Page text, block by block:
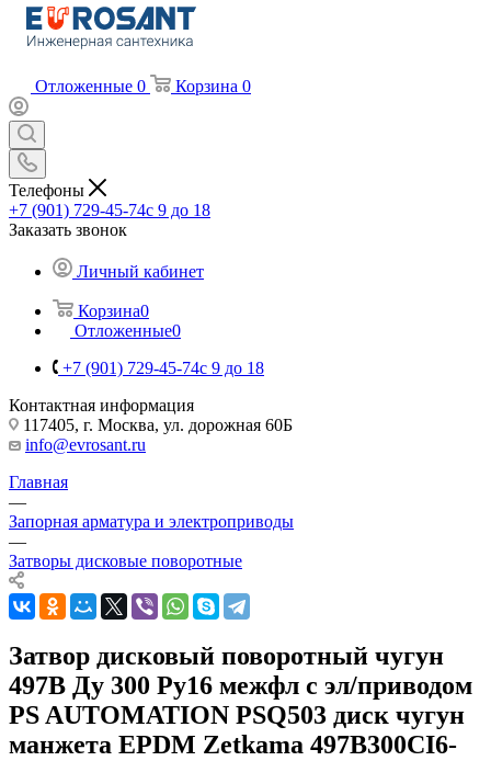
Отложенные 0 Корзина 0
Телефоны
+7 (901) 729-45-74c 9 до 18
Заказать звонок
Личный кабинет
Корзина0
Отложенные0
+7 (901) 729-45-74c 9 до 18
Контактная информация
117405, г. Москва, ул. дорожная 60Б
info@evrosant.ru
Главная
—
Запорная арматура и электроприводы
—
Затворы дисковые поворотные
Затвор дисковый поворотный чугун
497B Ду 300 Ру16 межфл с эл/приводом
PS AUTOMATION PSQ503 диск чугун
манжета EPDM Zetkama 497B300CI6-